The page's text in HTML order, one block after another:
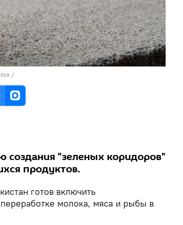
/
создания "зеленых коридоров"
продуктов.
готов включить
молока, мяса и рыбы в